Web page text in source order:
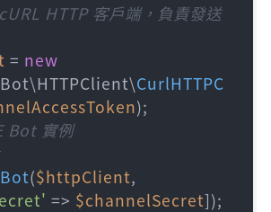
HTTP 客戶端，負責發送
= new
CurlHTTPC
Bot 實例
($httpClient,
=> $channelSecret]);